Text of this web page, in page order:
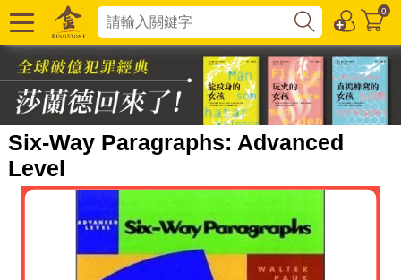
0
Six-Way Paragraphs: Advanced
Level